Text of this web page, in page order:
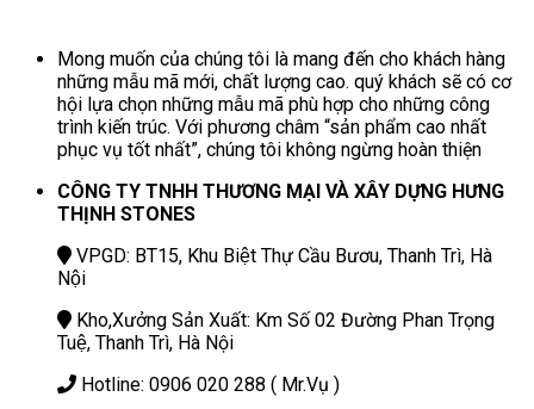
Mong muốn của chúng tôi là mang đến cho khách hàng
những mẫu mã mới, chất lượng cao. quý khách sẽ có cơ
hội lựa chọn những mẫu mã phù hợp cho những công
trình kiến trúc. Với phương châm “sản phẩm cao nhất
phục vụ tốt nhất”, chúng tôi không ngừng hoàn thiện
CÔNG TY TNHH THƯƠNG MẠI VÀ XÂY DỰNG HƯNG
THỊNH STONES
VPGD: BT15, Khu Biệt Thự Cầu Bươu, Thanh Trì, Hà
Nội
Kho,Xưởng Sản Xuất: Km Số 02 Đường Phan Trọng
Tuệ, Thanh Trì, Hà Nội
Hotline: 0906 020 288 ( Mr.Vụ )